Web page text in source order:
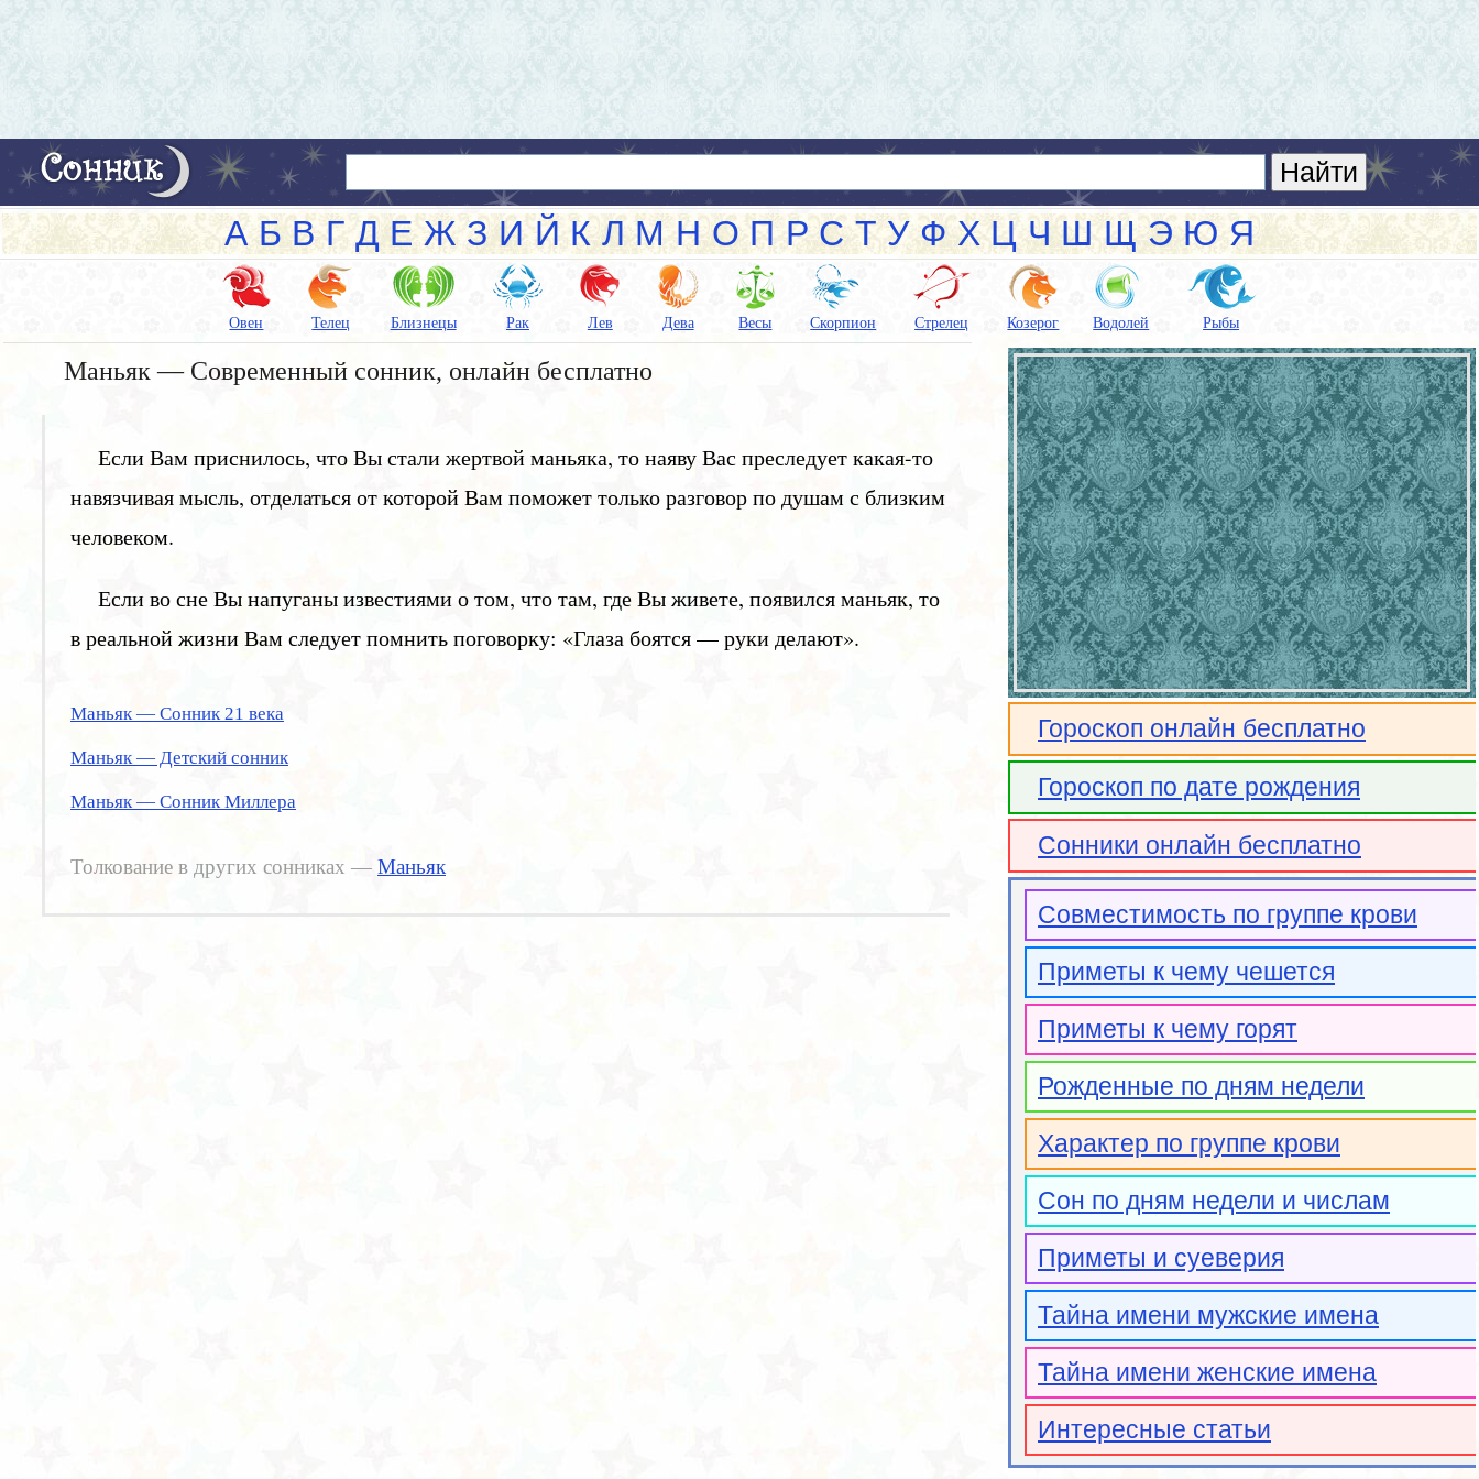
А Б В Г Д Е Ж З И Й К Л М Н О П Р С Т У Ф Х Ц Ч Ш Щ Э Ю Я
Овен Телец Близнецы Рак Лев Дева Весы Скорпион Стрелец Козерог Водолей Рыбы
Маньяк — Современный сонник, онлайн бесплатно
Если Вам приснилось, что Вы стали жертвой маньяка, то наяву Вас преследует какая-то
навязчивая мысль, отделаться от которой Вам поможет только разговор по душам с близким
человеком.
Если во сне Вы напуганы известиями о том, что там, где Вы живете, появился маньяк, то
в реальной жизни Вам следует помнить поговорку: «Глаза боятся — руки делают».
Маньяк — Сонник 21 века
Маньяк — Детский сонник
Маньяк — Сонник Миллера
Толкование в других сонниках — Маньяк
Гороскоп онлайн бесплатно
Гороскоп по дате рождения
Сонники онлайн бесплатно
Совместимость по группе крови
Приметы к чему чешется
Приметы к чему горят
Рожденные по дням недели
Характер по группе крови
Сон по дням недели и числам
Приметы и суеверия
Тайна имени мужские имена
Тайна имени женские имена
Интересные статьи